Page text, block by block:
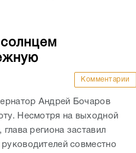
Комментарии
Андрей Бочаров
Несмотря на выходной
региона заставил
совместно